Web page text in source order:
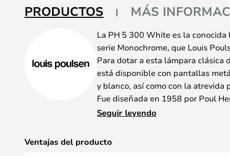
galería
de
PRODUCTOS MÁS
La PH 5 300 White es la
serie Monochrome, que Louis
Para dotar a esta lámpara clásica
está disponible con pantallas
y blanco, así como con la atrevida
Fue diseñada en 1958 por Poul
constantes cambios en la forma y
la fuente de luz utilizada, la
Seguir leyendo
Ventajas del producto